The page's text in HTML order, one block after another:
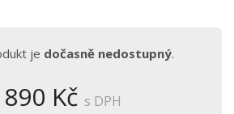
je dočasně nedostupný.
Kč s DPH